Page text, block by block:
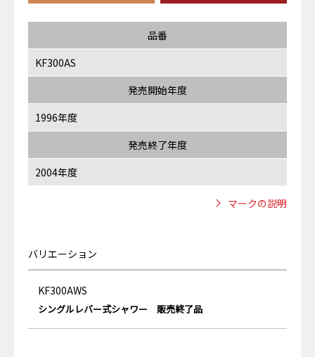
品番
KF300AS
発売開始年度
1996年度
発売終了年度
2004年度
マークの説明
バリエーション
KF300AWS
シングルレバー式シャワー 販売終了品